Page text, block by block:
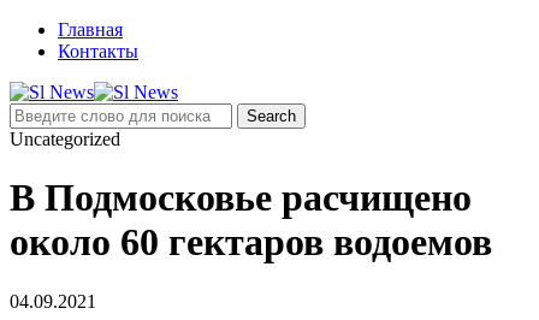
Главная
Контакты
Uncategorized
В Подмосковье расчищено
около 60 гектаров водоемов
04.09.2021